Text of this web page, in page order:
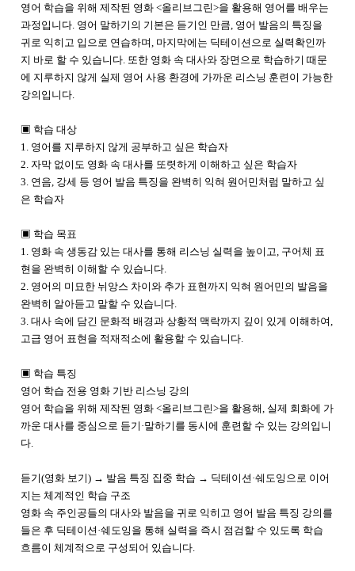
영어 학습을 위해 제작된 영화 <올리브그린>을 활용해 영어를 배우는
과정입니다. 영어 말하기의 기본은 듣기인 만큼, 영어 발음의 특징을
귀로 익히고 입으로 연습하며, 마지막에는 딕테이션으로 실력확인까
지 바로 할 수 있습니다. 또한 영화 속 대사와 장면으로 학습하기 때문
에 지루하지 않게 실제 영어 사용 환경에 가까운 리스닝 훈련이 가능한
강의입니다.
▣ 학습 대상
1. 영어를 지루하지 않게 공부하고 싶은 학습자
2. 자막 없이도 영화 속 대사를 또렷하게 이해하고 싶은 학습자
3. 연음, 강세 등 영어 발음 특징을 완벽히 익혀 원어민처럼 말하고 싶
은 학습자
▣ 학습 목표
1. 영화 속 생동감 있는 대사를 통해 리스닝 실력을 높이고, 구어체 표
현을 완벽히 이해할 수 있습니다.
2. 영어의 미묘한 뉘앙스 차이와 추가 표현까지 익혀 원어민의 발음을
완벽히 알아듣고 말할 수 있습니다.
3. 대사 속에 담긴 문화적 배경과 상황적 맥락까지 깊이 있게 이해하여,
고급 영어 표현을 적재적소에 활용할 수 있습니다.
▣ 학습 특징
영어 학습 전용 영화 기반 리스닝 강의
영어 학습을 위해 제작된 영화 <올리브그린>을 활용해, 실제 회화에 가
까운 대사를 중심으로 듣기·말하기를 동시에 훈련할 수 있는 강의입니
다.
듣기(영화 보기) → 발음 특징 집중 학습 → 딕테이션·쉐도잉으로 이어
지는 체계적인 학습 구조
영화 속 주인공들의 대사와 발음을 귀로 익히고 영어 발음 특징 강의를
들은 후 딕테이션·쉐도잉을 통해 실력을 즉시 점검할 수 있도록 학습
흐름이 체계적으로 구성되어 있습니다.